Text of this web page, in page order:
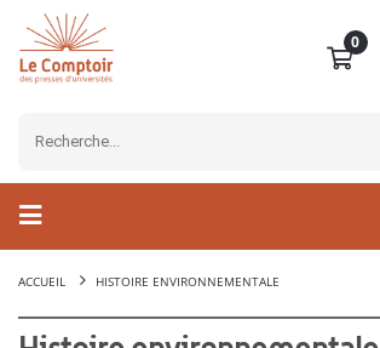
0
ACCUEIL HISTOIRE ENVIRONNEMENTALE